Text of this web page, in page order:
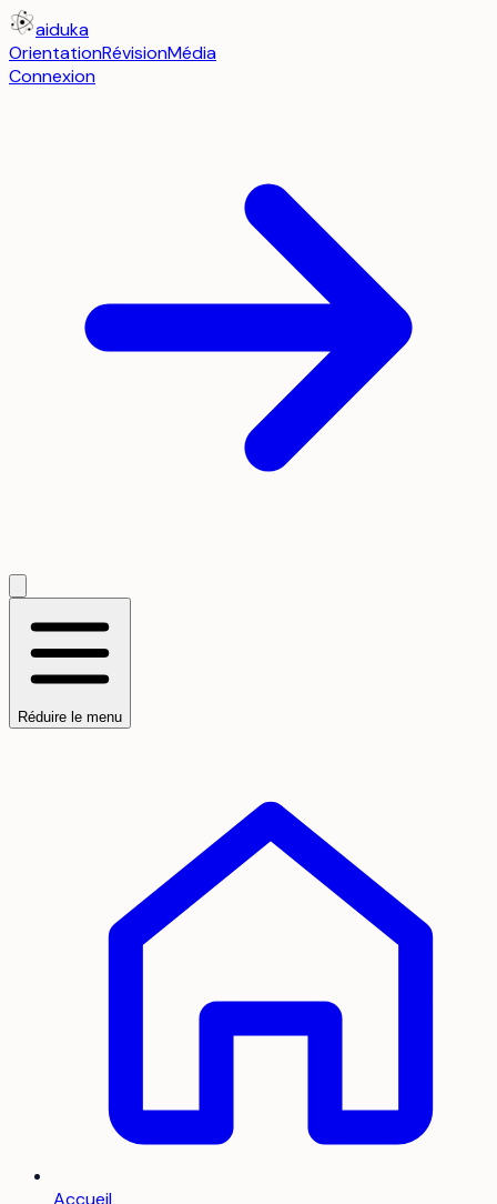
aiduka
OrientationRévisionMédia
Connexion
Réduire le menu
Accueil